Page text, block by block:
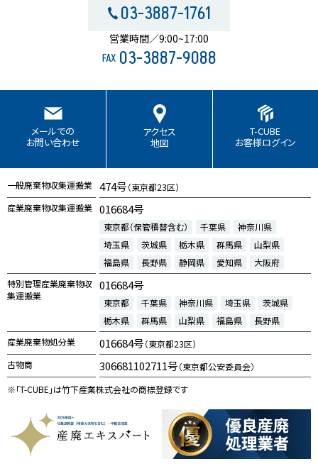
03-3887-1761
営業時間／9:00~17:00
FAX 03-3887-9088
メールでの
お問い合わせ
アクセス
地図
T-CUBE
お客様ログイン
一般廃棄物収集運搬業 474号（東京都23区）
産業廃棄物収集運搬業 016684号
東京都（保管積替含む） 千葉県
神奈川県
埼玉県
茨城県 栃木県 群馬県
山梨県
福島県
長野県 静岡県 愛知県
大阪府
特別管理産業廃棄物収
集運搬業
016684号
東京都 千葉県 神奈川県 埼玉県
茨城県
栃木県
群馬県 山梨県 福島県
長野県
産業廃棄物処分業
016684号（東京都23区）
古物商
306681102711号（東京都公安委員会）
※「T-CUBE」は竹下産業株式会社の商標登録です